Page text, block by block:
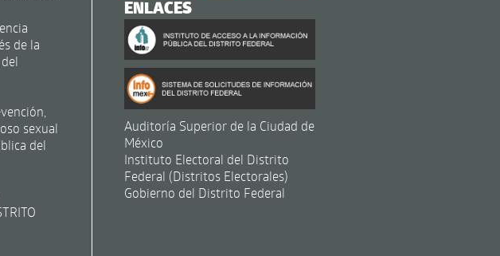
de la
sexual
del
ENLACES
Auditoría Superior de la Ciudad de
México
Instituto Electoral del Distrito
Federal (Distritos Electorales)
Gobierno del Distrito Federal